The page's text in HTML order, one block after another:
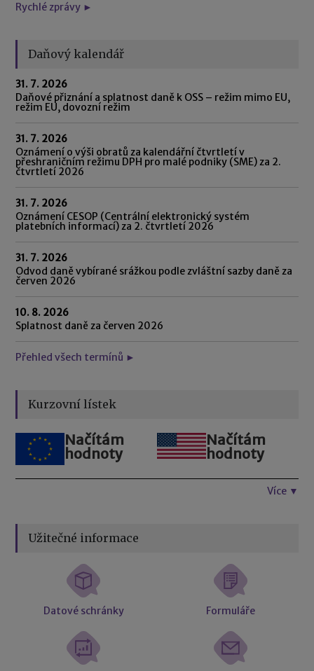
Rychlé zprávy ►
Daňový kalendář
31. 7. 2026
Daňové přiznání a splatnost daně k OSS – režim mimo EU,
režim EU, dovozní režim
31. 7. 2026
Oznámení o výši obratů za kalendářní čtvrtletí v
přeshraničním režimu DPH pro malé podniky (SME) za 2.
čtvrtletí 2026
31. 7. 2026
Oznámení CESOP (Centrální elektronický systém
platebních informací) za 2. čtvrtletí 2026
31. 7. 2026
Odvod daně vybírané srážkou podle zvláštní sazby daně za
červen 2026
10. 8. 2026
Splatnost daně za červen 2026
Přehled všech termínů ►
Kurzovní lístek
Načítám
hodnoty
Načítám
hodnoty
Více ▼
Užitečné informace
Datové schránky Formuláře